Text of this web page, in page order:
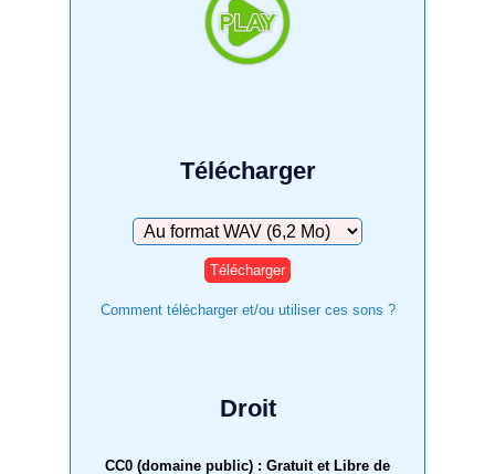
Télécharger
Télécharger
Comment télécharger et/ou utiliser ces sons ?
Droit
CC0 (domaine public) : Gratuit et Libre de